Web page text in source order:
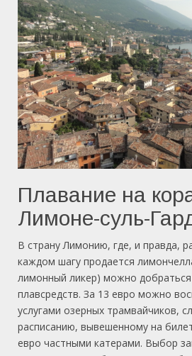
Плавание на
Лимоне-суль-
В страну Лимонию, где, и правда,
каждом шагу продается
лимонный ликер) можно
плавсредств. За 13 евро можно
услугами озерных трамвайчиков,
расписанию, вывешенному на
евро частными катерами. Выбор